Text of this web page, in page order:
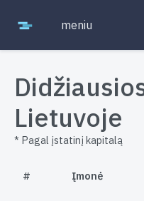
meniu
Lietuvoje
* Pagal įstatinį kapitalą
# Įmonė